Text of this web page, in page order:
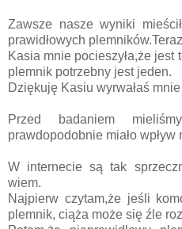
Zawsze nasze wyniki
prawidłowych
Kasia mnie pocieszyła,że
plemnik potrzebny jest jeden.
Dziękuję Kasiu wyrwałaś
Przed badaniem
prawdopodobnie miało wpływ
W internecie są tak
wiem.
Najpierw czytam,że jeśli
plemnik, ciąża może się źle